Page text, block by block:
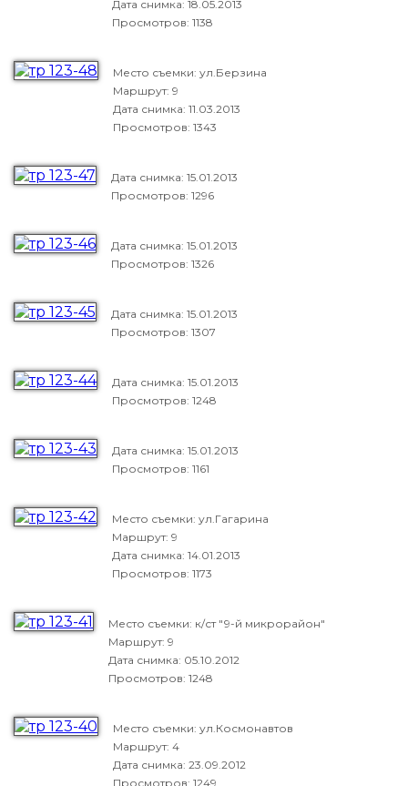
Дата снимка: 18.05.2013
Просмотров: 1138
Место съемки: ул.Берзина
Маршрут: 9
Дата снимка: 11.03.2013
Просмотров: 1343
Дата снимка: 15.01.2013
Просмотров: 1296
Дата снимка: 15.01.2013
Просмотров: 1326
Дата снимка: 15.01.2013
Просмотров: 1307
Дата снимка: 15.01.2013
Просмотров: 1248
Дата снимка: 15.01.2013
Просмотров: 1161
Место съемки: ул.Гагарина
Маршрут: 9
Дата снимка: 14.01.2013
Просмотров: 1173
Место съемки: к/ст "9-й микрорайон"
Маршрут: 9
Дата снимка: 05.10.2012
Просмотров: 1248
Место съемки: ул.Космонавтов
Маршрут: 4
Дата снимка: 23.09.2012
Просмотров: 1249